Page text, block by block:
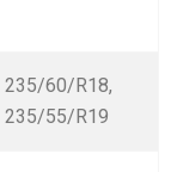
235/60/R18,
235/55/R19